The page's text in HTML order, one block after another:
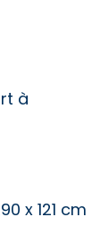
à
x 121 cm